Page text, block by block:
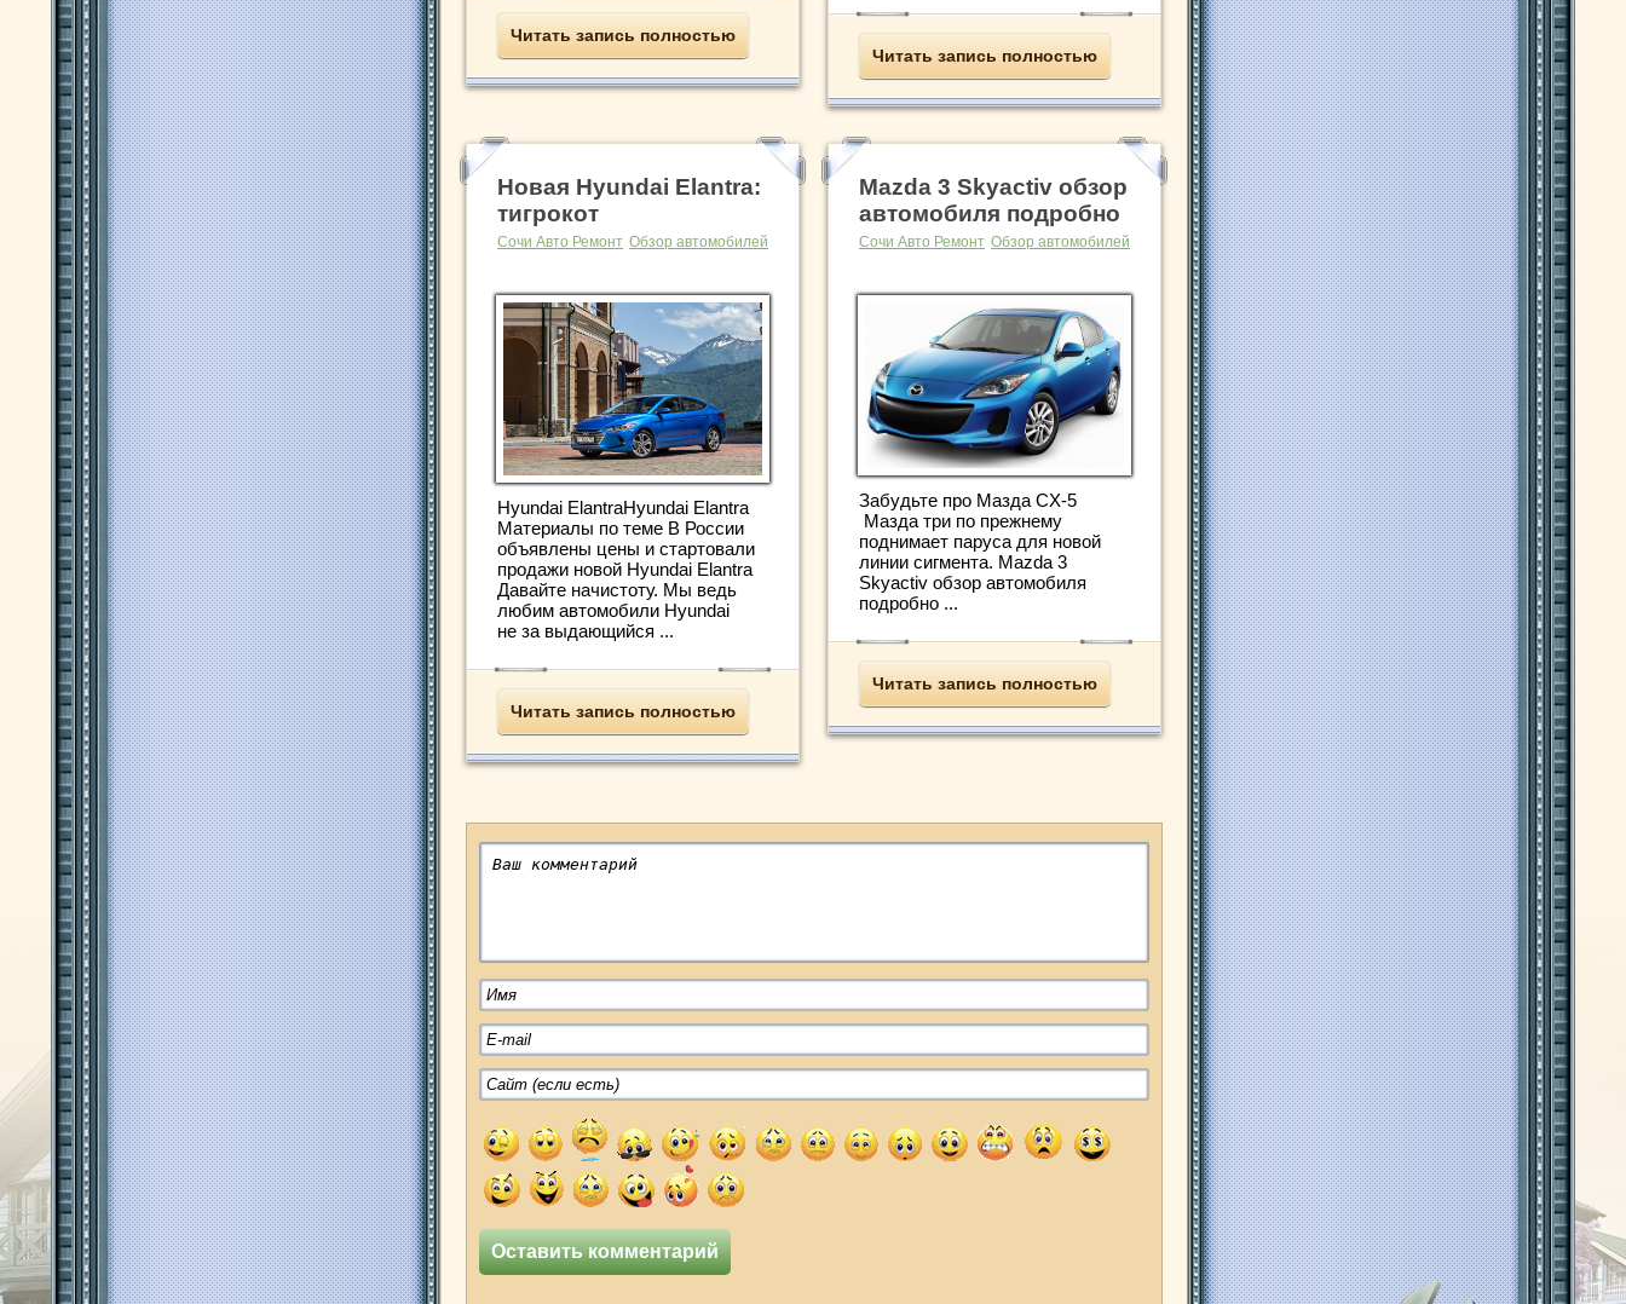
Читать запись полностью
Читать запись полностью
Новая Hyundai Elantra:
тигрокот
Сочи Авто Ремонт Обзор автомобилей
Hyundai ElantraHyundai Elantra
Материалы по теме В России
объявлены цены и стартовали
продажи новой Hyundai Elantra
Давайте начистоту. Мы ведь
любим автомобили Hyundai
не за выдающийся ...
Читать запись полностью
Mazda 3 Skyactiv обзор
автомобиля подробно
Сочи Авто Ремонт Обзор автомобилей
Забудьте про Мазда CX-5
Мазда три по прежнему
поднимает паруса для новой
линии сигмента. Mazda 3
Skyactiv обзор автомобиля
подробно ...
Читать запись полностью